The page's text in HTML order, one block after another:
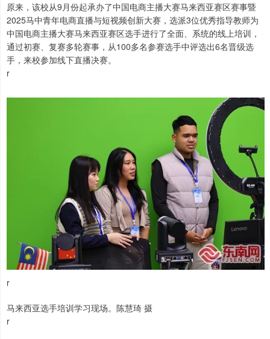
原来，该校从9月份起承办了中国电商主播大赛马来西亚赛区赛事暨
2025马中青年电商直播与短视频创新大赛，选派3位优秀指导教师为
中国电商主播大赛马来西亚赛区选手进行了全面、系统的线上培训，
通过初赛、复赛多轮赛事，从100多名参赛选手中评选出6名晋级选
手，来校参加线下直播决赛。
r
r
马来西亚选手培训学习现场。陈慧琦 摄
r